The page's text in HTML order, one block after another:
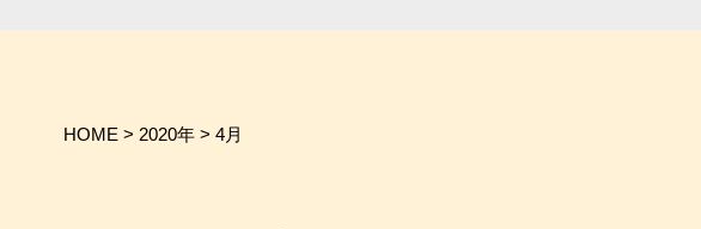
HOME > 2020年 >4月